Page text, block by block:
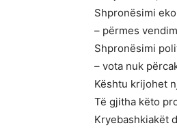
Shpronësimi
– përmes
Shpronësimi
– vota nuk
Kështu krijohet
Të gjitha këto
Kryebashkiakët